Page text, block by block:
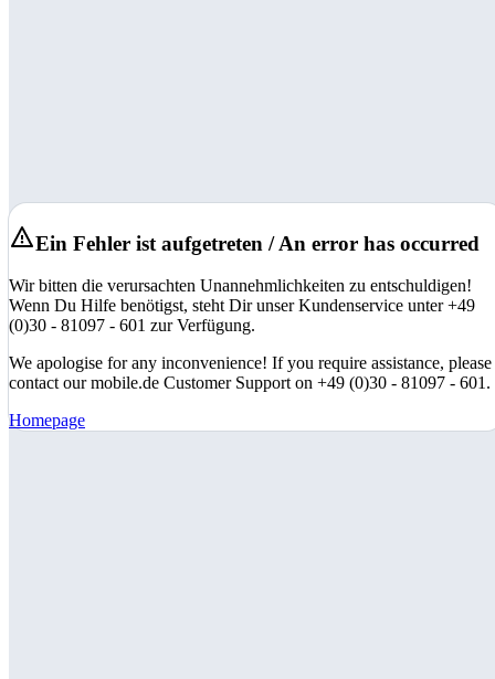
Ein Fehler ist aufgetreten / An error has occurred
Wir bitten die verursachten Unannehmlichkeiten zu entschuldigen!
Wenn Du Hilfe benötigst, steht Dir unser Kundenservice unter +49
(0)30 - 81097 - 601 zur Verfügung.
We apologise for any inconvenience! If you require assistance, please
contact our mobile.de Customer Support on +49 (0)30 - 81097 - 601.
Homepage